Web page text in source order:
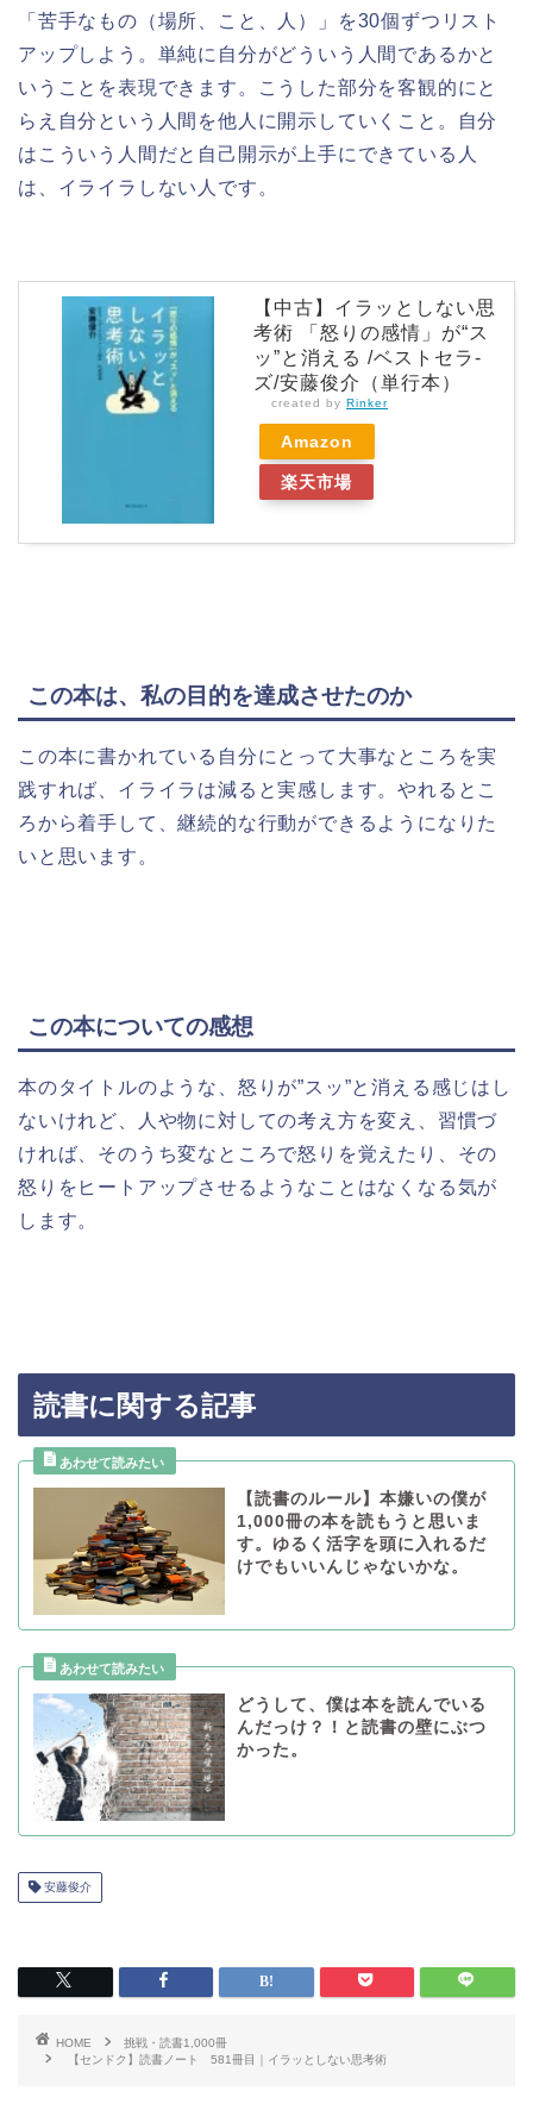
「苦手なもの（場所、こと、人）」を30個ずつリスト
アップしよう。単純に自分がどういう人間であるかと
いうことを表現できます。こうした部分を客観的にと
らえ自分という人間を他人に開示していくこと。自分
はこういう人間だと自己開示が上手にできている人
は、イライラしない人です。
【中古】イラッとしない思
考術 「怒りの感情」が“ス
ッ”と消える /ベストセラ-
ズ/安藤俊介（単行本）
created by Rinker
Amazon
楽天市場
この本は、私の目的を達成させたのか
この本に書かれている自分にとって大事なところを実
践すれば、イライラは減ると実感します。やれるとこ
ろから着手して、継続的な行動ができるようになりた
いと思います。
この本についての感想
本のタイトルのような、怒りが”スッ”と消える感じはし
ないけれど、人や物に対しての考え方を変え、習慣づ
ければ、そのうち変なところで怒りを覚えたり、その
怒りをヒートアップさせるようなことはなくなる気が
します。
読書に関する記事
【読書のルール】本嫌いの僕が
1,000冊の本を読もうと思いま
す。ゆるく活字を頭に入れるだ
けでもいいんじゃないかな。
どうして、僕は本を読んでいる
んだっけ？！と読書の壁にぶつ
かった。
安藤俊介
HOME
挑戦・読書1,000冊
【センドク】読書ノート 581冊目｜イラッとしない思考術